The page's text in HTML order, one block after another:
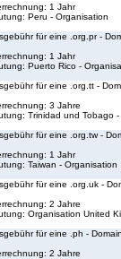
1 Jahr
Peru - Organisation
für eine .org.pr -
1 Jahr
Puerto Rico -
für eine .org.tt -
3 Jahre
Trinidad und Tobago
für eine .org.tw -
1 Jahr
Taiwan - Organisation
für eine .org.uk -
2 Jahre
Organisation United
für eine .ph -
2 Jahre